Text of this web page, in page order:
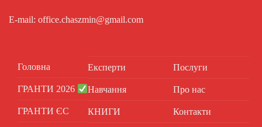
E-mail: office.chaszmin@gmail.com
Головна
ГРАНТИ 2026
ГРАНТИ ЄС
Експерти
Навчання
КНИГИ
Послуги
Про нас
Контакти